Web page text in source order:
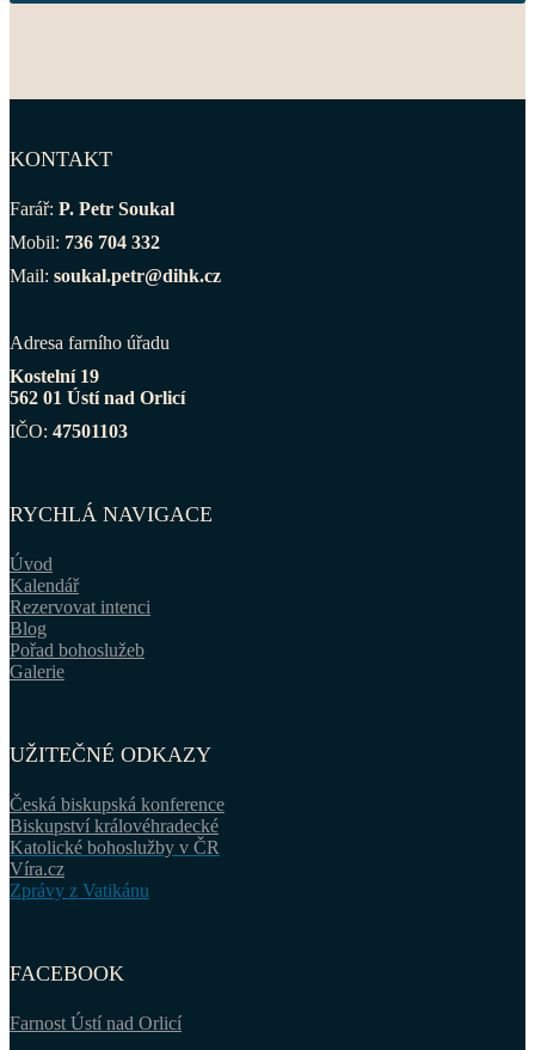
KONTAKT
Farář: P. Petr Soukal
Mobil: 736 704 332
Mail: soukal.petr@dihk.cz
Adresa farního úřadu
Kostelní 19
562 01 Ústí nad Orlicí
IČO: 47501103
RYCHLÁ NAVIGACE
Úvod
Kalendář
Rezervovat intenci
Blog
Pořad bohoslužeb
Galerie
UŽITEČNÉ ODKAZY
Česká biskupská konference
Biskupství královéhradecké
Katolické bohoslužby v ČR
Víra.cz
Zprávy z Vatikánu
FACEBOOK
Farnost Ústí nad Orlicí